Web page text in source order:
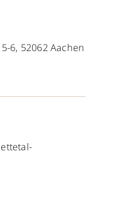
6, 52062 Aachen